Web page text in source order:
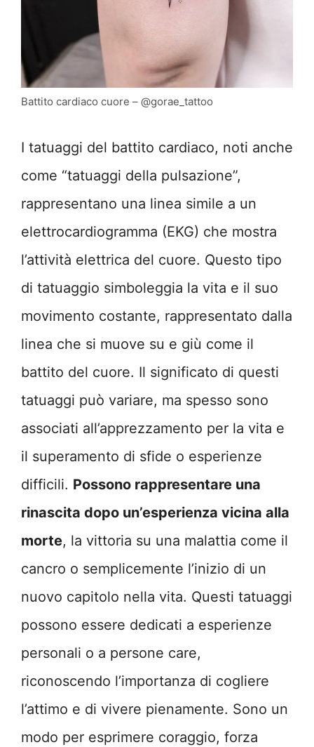
Battito cardiaco cuore – @gorae_tattoo
I tatuaggi del battito cardiaco, noti anche
come “tatuaggi della pulsazione”,
rappresentano una linea simile a un
elettrocardiogramma (EKG) che mostra
l’attività elettrica del cuore. Questo tipo
di tatuaggio simboleggia la vita e il suo
movimento costante, rappresentato dalla
linea che si muove su e giù come il
battito del cuore. Il significato di questi
tatuaggi può variare, ma spesso sono
associati all’apprezzamento per la vita e
il superamento di sfide o esperienze
difficili. Possono rappresentare una
rinascita dopo un’esperienza vicina alla
morte, la vittoria su una malattia come il
cancro o semplicemente l’inizio di un
nuovo capitolo nella vita. Questi tatuaggi
possono essere dedicati a esperienze
personali o a persone care,
riconoscendo l’importanza di cogliere
l’attimo e di vivere pienamente. Sono un
modo per esprimere coraggio, forza